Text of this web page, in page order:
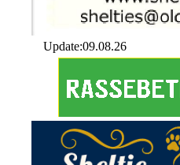
Update:09.08.26